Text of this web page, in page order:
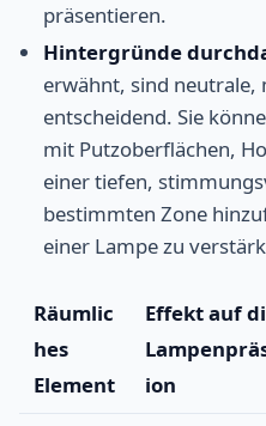
präsentieren.
Hintergründe
erwähnt, sind
entscheidend. Sie
mit Putzoberflächen,
einer tiefen,
bestimmten Zone
einer Lampe zu
Räumlic
hes
Element
Effekt auf
ion